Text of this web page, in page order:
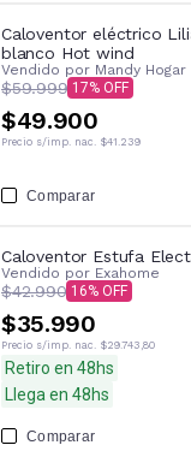
Caloventor eléctrico
blanco Hot wind
Vendido por Mandy Hogar
$59.999 17
$49.900
Precio s/imp. nac. $41.239
Comparar
Caloventor Estufa
Vendido por Exahome
$42.990 16
$35.990
Precio s/imp. nac. $29.743,80
Retiro en 48hs
Llega en 48hs
Comparar